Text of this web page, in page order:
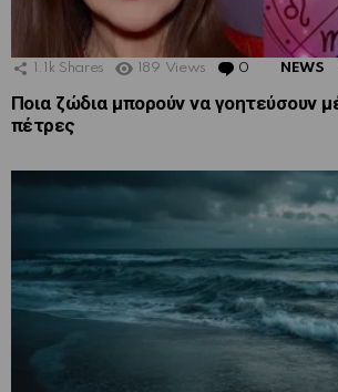
1.1k Shares 189 Views 0 Comments
NEWS
Ποια ζώδια μπορούν να γοητεύσουν
πέτρες